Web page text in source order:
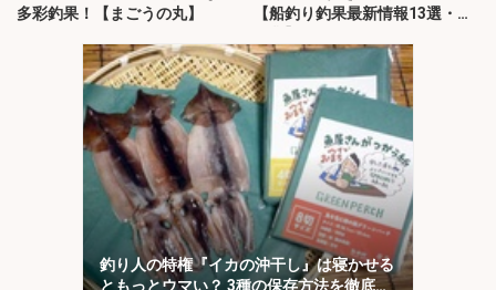
多彩釣果！【まごうの丸】
【船釣り釣果最新情報13選・玄
釣り人の特権『イカの沖干し』は寝かせる
ともっとウマい？ 3種の保存方法を徹底検